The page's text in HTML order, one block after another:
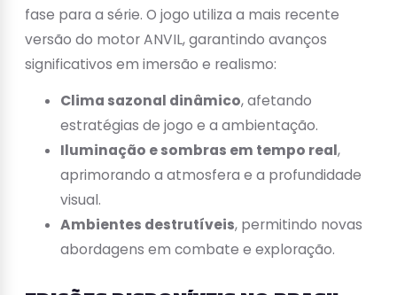
fase para a série. O jogo utiliza a mais recente
versão do motor ANVIL, garantindo avanços
significativos em imersão e realismo:
Clima sazonal dinâmico, afetando
estratégias de jogo e a ambientação.
Iluminação e sombras em tempo real,
aprimorando a atmosfera e a profundidade
visual.
Ambientes destrutíveis, permitindo novas
abordagens em combate e exploração.